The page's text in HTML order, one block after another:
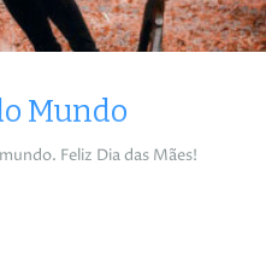
Mundo
Feliz Dia das Mães!